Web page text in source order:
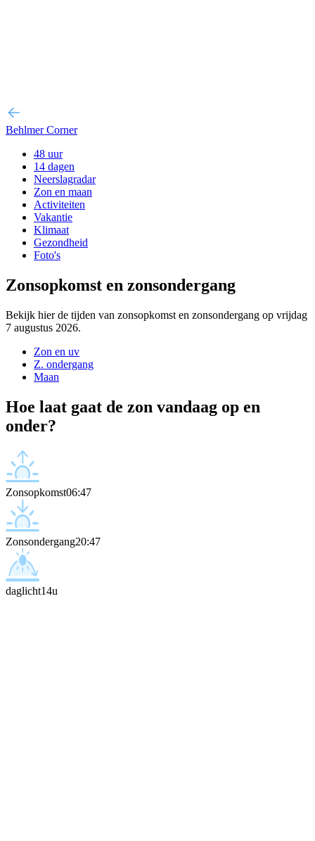
Behlmer Corner
48 uur
14 dagen
Neerslagradar
Zon en maan
Activiteiten
Vakantie
Klimaat
Gezondheid
Foto's
Zonsopkomst en zonsondergang
Bekijk hier de tijden van zonsopkomst en zonsondergang op vrijdag
7 augustus 2026.
Zon en uv
Z. ondergang
Maan
Hoe laat gaat de zon vandaag op en
onder?
Zonsopkomst06:47
Zonsondergang20:47
daglicht14u